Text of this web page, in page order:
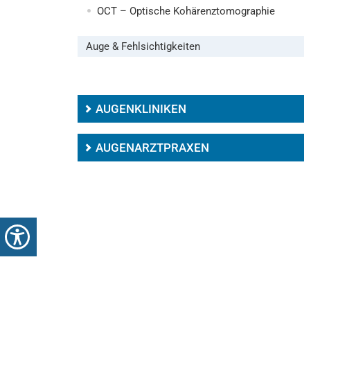
OCT – Optische Kohärenztomographie
Auge & Fehlsichtigkeiten
AUGENKLINIKEN
AUGENARZTPRAXEN